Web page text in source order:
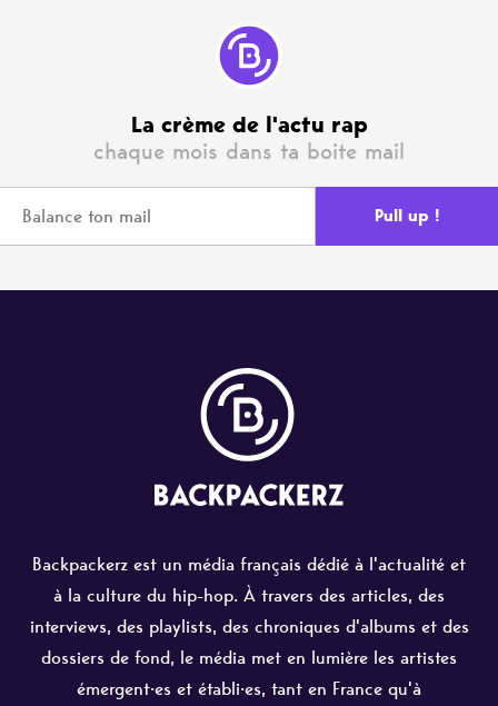
La crème de l'actu rap
chaque mois dans ta boite mail
Backpackerz est un média français dédié à l'actualité et
à la culture du hip-hop. À travers des articles, des
interviews, des playlists, des chroniques d'albums et des
dossiers de fond, le média met en lumière les artistes
émergent·es et établi·es, tant en France qu'à